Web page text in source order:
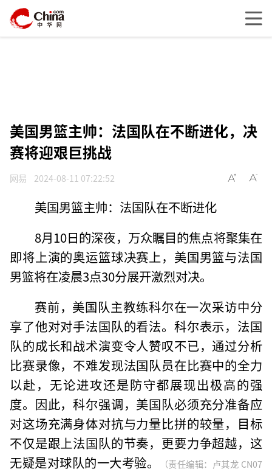
美国男篮主帅：法国队在不断进化，决
赛将迎艰巨挑战
网易 2024-08-11 07:22:52
美国男篮主帅：法国队在不断进化
8月10日的深夜，万众瞩目的焦点将聚集在
即将上演的奥运篮球决赛上，美国男篮与法国
男篮将在凌晨3点30分展开激烈对决。
赛前，美国队主教练科尔在一次采访中分
享了他对对手法国队的看法。科尔表示，法国
队的成长和战术演变令人赞叹不已，通过分析
比赛录像，不难发现法国队员在比赛中的全力
以赴，无论进攻还是防守都展现出极高的强
度。因此，科尔强调，美国队必须充分准备应
对这场充满身体对抗与力量比拼的较量，目标
不仅是跟上法国队的节奏，更要力争超越，这
无疑是对球队的一大考验。
（责任编辑：卢其龙 CN07